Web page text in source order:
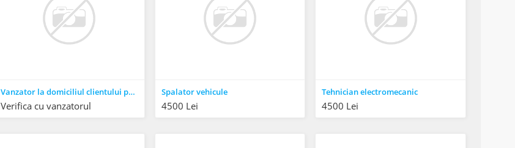
Vanzator la domiciliul clientului pe baza de comanda IDEAL STRATEGY
Verifica cu vanzatorul
Spalator vehicule
4500 Lei
Tehnician electromecanic
4500 Lei